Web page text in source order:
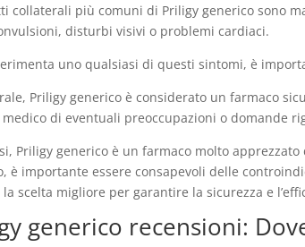
collaterali più comuni di Priligy generico sono
disturbi visivi o problemi cardiaci.
uno qualsiasi di questi sintomi, è
Priligy generico è considerato un farmaco
di eventuali preoccupazioni o domande
Priligy generico è un farmaco molto
è importante essere consapevoli delle
scelta migliore per garantire la sicurezza e
generico recensioni: